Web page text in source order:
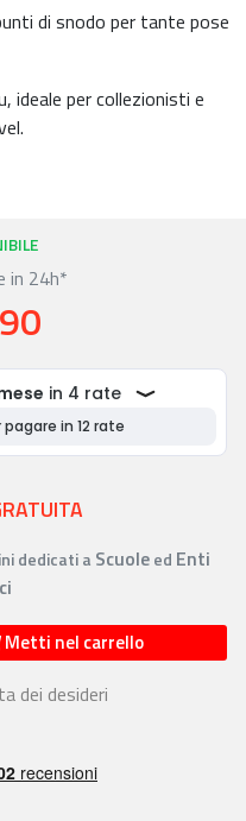
di snodo per tante pose
ideale per collezionisti e
in 24h*
dedicati a Scuoleed Enti
Metti nel carrello
dei desideri